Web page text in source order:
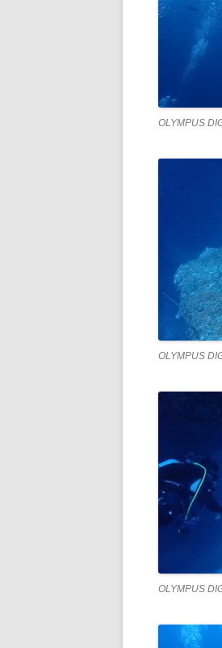
OLYMPUS
OLYMPUS
OLYMPUS